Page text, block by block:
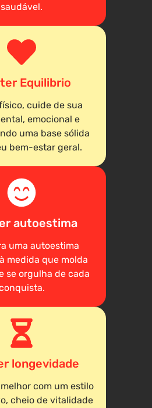
saudável.
Equilibrio
cuide de sua
emocional e
uma base sólida
bem-estar geral.
autoestima
uma autoestima
medida que molda
se orgulha de cada
longevidade
com um estilo
cheio de vitalidade